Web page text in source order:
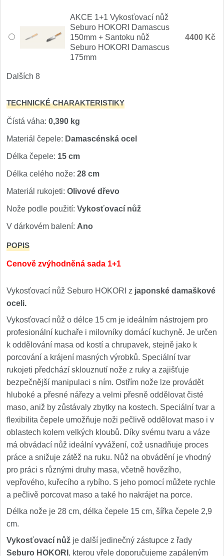
AKCE 1+1 Vykosťovací nůž
Seburo HOKORI Damascus
150mm + Santoku nůž
Seburo HOKORI Damascus
175mm
4400 Kč
Dalších 8
TECHNICKÉ CHARAKTERISTIKY
Čístá váha: 0,390 kg
Materiál čepele: Damascénská ocel
Délka čepele: 15 cm
Délka celého nože: 28 cm
Materiál rukojeti: Olivové dřevo
Nože podle použití: Vykosťovací nůž
V dárkovém balení: Ano
POPIS
Cenově zvýhodněná sada 1+1
Vykosťovací nůž Seburo HOKORI z japonské damaškové
oceli.
Vykosťovací nůž o délce 15 cm je ideálním nástrojem pro
profesionální kuchaře i milovníky domácí kuchyně. Je určen
k oddělování masa od kostí a chrupavek, stejně jako k
porcování a krájení masných výrobků. Speciální tvar
rukojeti předchází sklouznutí nože z ruky a zajišťuje
bezpečnější manipulaci s ním. Ostřím nože lze provádět
hluboké a přesné nářezy a velmi přesně oddělovat čisté
maso, aniž by zůstávaly zbytky na kostech. Speciální tvar a
flexibilita čepele umožňuje noži pečlivě oddělovat maso i v
oblastech kolem velkých kloubů. Díky svému tvaru a váze
má obvádací nůž ideální vyvážení, což usnadňuje proces
práce a snižuje zátěž na ruku. Nůž na obvádění je vhodný
pro práci s různými druhy masa, včetně hovězího,
vepřového, kuřecího a rybího. S jeho pomocí můžete rychle
a pečlivě porcovat maso a také ho nakrájet na porce.
Délka nože je 28 cm, délka čepele 15 cm, šířka čepele 2,9
cm.
Vykosťovací nůž je další jedinečný zástupce z řady
Seburo HOKORI , kterou vřele doporučujeme zapáleným